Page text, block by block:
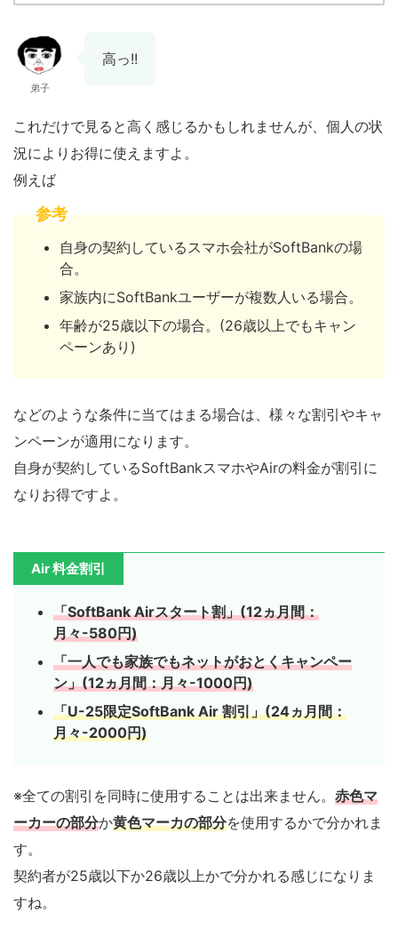
弟子
高っ!!
これだけで見ると高く感じるかもしれませんが、個人の状
況によりお得に使えますよ。
例えば
参考
自身の契約しているスマホ会社がSoftBankの場
合。
家族内にSoftBankユーザーが複数人いる場合。
年齢が25歳以下の場合。(26歳以上でもキャン
ペーンあり)
などのような条件に当てはまる場合は、様々な割引やキャ
ンペーンが適用になります。
自身が契約しているSoftBankスマホやAirの料金が割引に
なりお得ですよ。
Air 料金割引
「SoftBank Airスタート割」(12ヵ月間：
月々-580円)
「一人でも家族でもネットがおとくキャンペー
ン」(12ヵ月間：月々-1000円)
「U-25限定SoftBank Air 割引」(24ヵ月間：
月々-2000円)
※全ての割引を同時に使用することは出来ません。 赤色マ
ーカーの部分か黄色マーカの部分を使用するかで分かれま
す。
契約者が25歳以下か26歳以上かで分かれる感じになりま
すね。